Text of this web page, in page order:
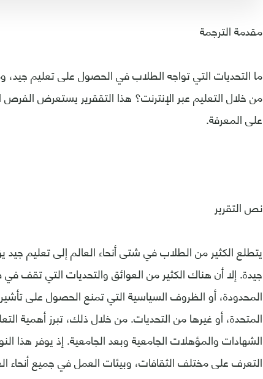
مقدمة الترجمة
ما التحديات التي تواجه الطلاب في الحصول على تعليم جيد،
من خلال التعليم عبر الإنترنت؟ هذا التققرير يستعرض الفرص
على المعرفة.
نص التقرير
يتطلع الكثير من الطلاب في شتى أنحاء العالم إلى تعليم
جيدة. إلا أن هناك الكثير من العوائق والتحديات التي تقف
المحدودة، أو الظروف السياسية التي تمنع الحصول على
المتحدة، أو غيرها من التحديات. من خلال ذلك، تبرز أهمية
الشهادات والمؤهلات الجامعية وبعد الجامعية. إذ يوفر هذا
التعرف على مختلف الثقافات، وبيئات العمل في جميع أنحاء